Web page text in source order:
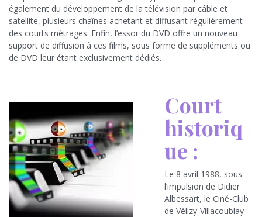
également du développement de la télévision par câble et
satellite, plusieurs chaînes achetant et diffusant régulièrement
des courts métrages. Enfin, l’essor du DVD offre un nouveau
support de diffusion à ces films, sous forme de suppléments ou
de DVD leur étant exclusivement dédiés.
Court
historiq
ue :
Le 8 avril 1988, sous
l’impulsion de Didier
Albessart, le Ciné-Club
de Vélizy-Villacoublay